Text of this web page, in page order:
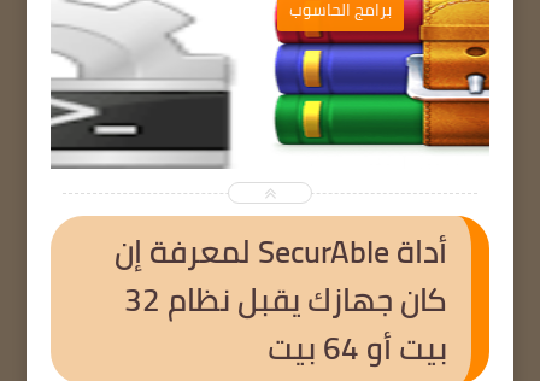
برامج الحاسوب
أداة SecurAble لمعرفة إن
كان جهازك يقبل نظام 32
بيت أو 64 بيت